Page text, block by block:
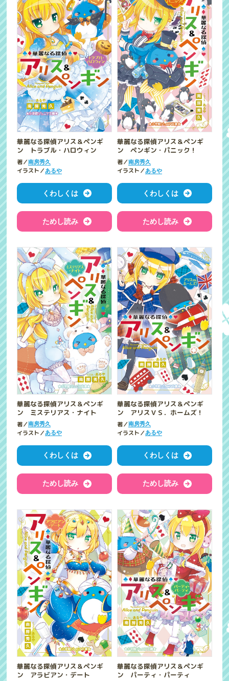
華麗なる探偵アリス＆ペンギ
ン トラブル・ハロウィン
著／南房秀久
イラスト／あるや
くわしくは
ためし読み
華麗なる探偵アリス＆ペンギ
ン ペンギン・パニック！
著／南房秀久
イラスト／あるや
くわしくは
ためし読み
華麗なる探偵アリス＆ペンギ
ン ミステリアス・ナイト
著／南房秀久
イラスト／あるや
くわしくは
ためし読み
華麗なる探偵アリス＆ペンギ
ン アリスＶＳ．ホームズ！
著／南房秀久
イラスト／あるや
くわしくは
ためし読み
華麗なる探偵アリス＆ペンギ
ン アラビアン・デート
華麗なる探偵アリス＆ペンギ
ン パーティ・パーティ